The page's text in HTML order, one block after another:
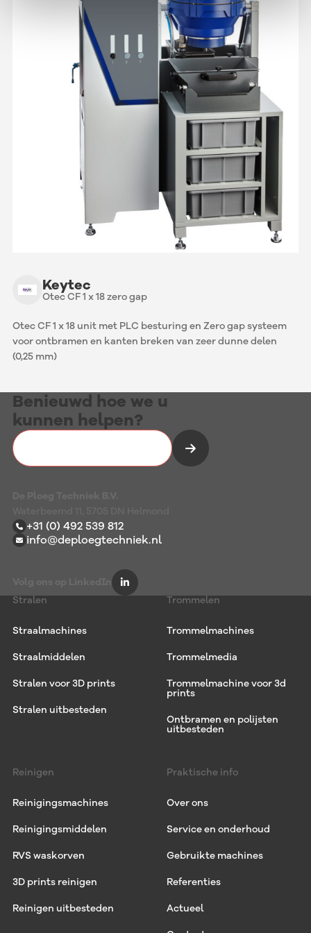
Keytec
Otec CF 1 x 18 zero gap
Otec CF 1 x 18 unit met PLC besturing en Zero gap systeem
voor ontbramen en kanten breken van zeer dunne delen
(0,25 mm)
Benieuwd hoe we u
kunnen helpen?
+31 (0) 492 539 812
info@deploegtechniek.nl
Stralen
Straalmachines
Straalmiddelen
Stralen voor 3D prints
Stralen uitbesteden
Trommelen
Trommelmachines
Trommelmedia
Trommelmachine voor 3d
prints
Ontbramen en polijsten
uitbesteden
Reinigen
Reinigingsmachines
Reinigingsmiddelen
RVS waskorven
3D prints reinigen
Reinigen uitbesteden
Praktische info
Over ons
Service en onderhoud
Gebruikte machines
Referenties
Actueel